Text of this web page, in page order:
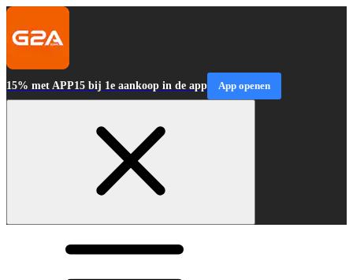
15% met APP15 bij 1e aankoop in de app App openen